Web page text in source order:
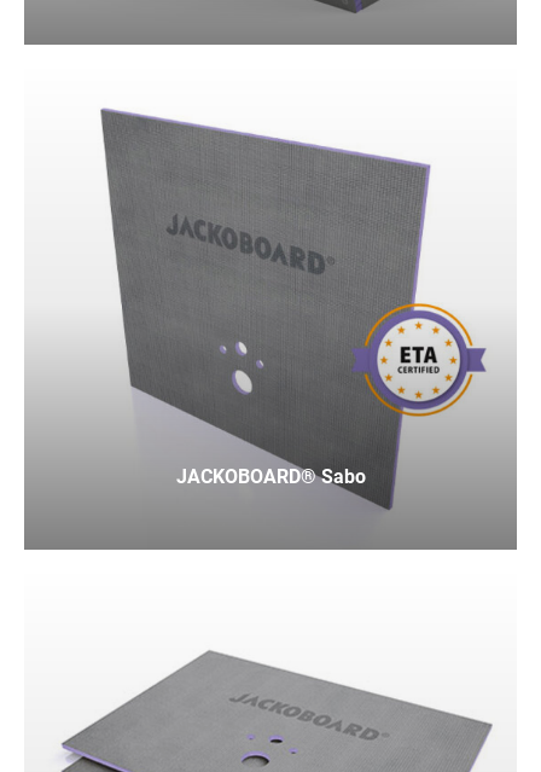
JACKOBOARD® Sabo